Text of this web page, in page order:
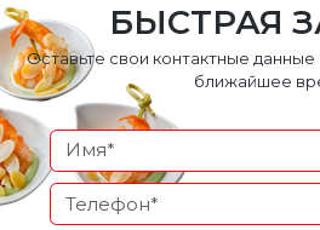
БЫСТРАЯ
Оставьте свои контактные
ближайшее